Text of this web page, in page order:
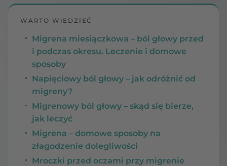
WARTO WIEDZIEĆ
Migrena miesiączkowa – ból głowy przed
i podczas okresu. Leczenie i domowe
sposoby
Napięciowy ból głowy – jak odróżnić od
migreny?
Migrenowy ból głowy – skąd się bierze,
jak leczyć
Migrena – domowe sposoby na
złagodzenie dolegliwości
Mroczki przed oczami przy migrenie